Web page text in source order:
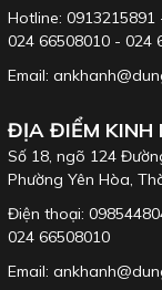
Hotline: 0913215891
024 66508010 - 024
Email:
ĐỊA ĐIỂM KINH
Số 18, ngõ 124
Phường Yên Hòa,
Điện thoại:
024 66508010
Email: